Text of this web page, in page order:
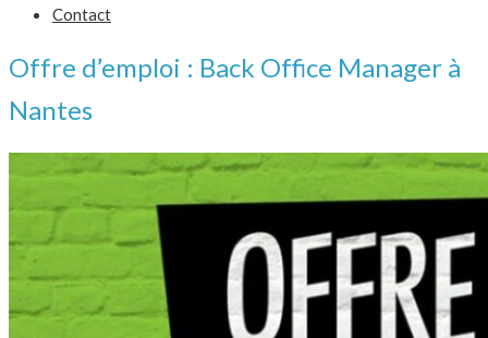
Contact
Offre d’emploi : Back Office Manager à
Nantes